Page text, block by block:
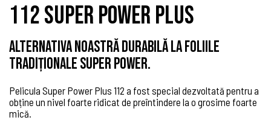
112 Super Power Plus
Alternativa noastră durabilă la foliile
tradiționale Super Power.
Pelicula Super Power Plus 112 a fost special dezvoltată pentru a
obține un nivel foarte ridicat de preîntindere la o grosime foarte
mică.